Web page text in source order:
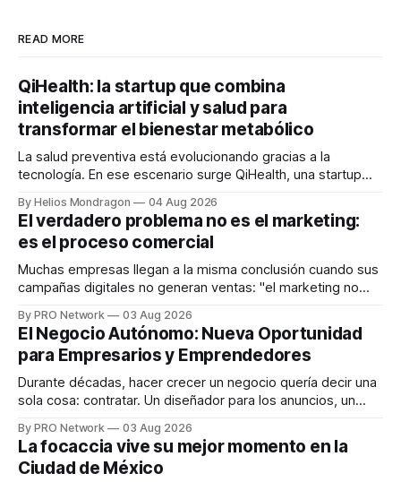
READ MORE
QiHealth: la startup que combina
inteligencia artificial y salud para
transformar el bienestar metabólico
La salud preventiva está evolucionando gracias a la
tecnología. En ese escenario surge QiHealth, una startup
dispositivos inteligentes, inteligencia artificial y monitoreo
en tiempo real para ayudar a las personas a tomar mejores
decisiones sobre su salud metabólica. Su propuesta busca
responder
By Helios Mondragon 04 Aug 2026
El verdadero problema no es el marketing:
es el proceso comercial
Muchas empresas llegan a la misma conclusión cuando sus
campañas digitales no generan ventas: "el marketing no
INTERIUS, el problema suele estar en otro lugar. Durante
una entrevista para el podcast SER PRO, el especialista en
marketing digital explicó que
By PRO Network 03 Aug 2026
El Negocio Autónomo: Nueva Oportunidad
para Empresarios y Emprendedores
Durante décadas, hacer crecer un negocio quería decir una
sola cosa: contratar. Un diseñador para los anuncios, un
para los textos, alguien que supiera de publicidad digital
para encontrar prospectos, un vendedor para atender
llamadas y mensajes, y —con suerte— una persona
By PRO Network 03 Aug 2026
La focaccia vive su mejor momento en la
Ciudad de México